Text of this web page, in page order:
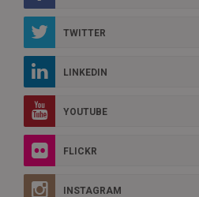
TWITTER
LINKEDIN
YOUTUBE
FLICKR
INSTAGRAM